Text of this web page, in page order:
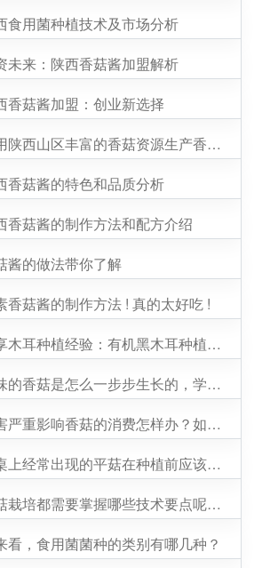
食用菌种植技术及市场分析
未来：陕西香菇酱加盟解析
香菇酱加盟：创业新选择
利用陕西山区丰富的香菇资源生产香菇酱
香菇酱的特色和品质分析
香菇酱的制作方法和配方介绍
酱的做法带你了解
香菇酱的制作方法 ! 真的太好吃 !
分享木耳种植经验：有机黑木耳种植及采摘技术
美味的香菇是怎么一步步生长的，学会这些你就知道该怎么种植香菇了
虫害严重影响香菇的消费怎样办？如何停止防治和预防香菇的病害
餐桌上经常出现的平菇在种植前应该需要哪些准备工作
平菇栽培都需要掌握哪些技术要点呢？香菇种植厂家带你了解下
看，食用菌菌种的类别有哪几种？